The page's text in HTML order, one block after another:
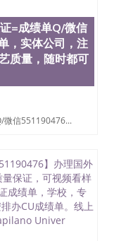
=成绩单Q/微信
，实体公司，注
质量，随时都可
微信551190476...